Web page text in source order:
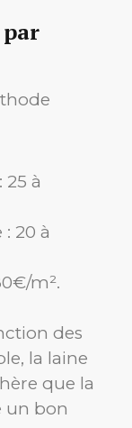
à
20 à
m².
des
la laine
que la
un bon